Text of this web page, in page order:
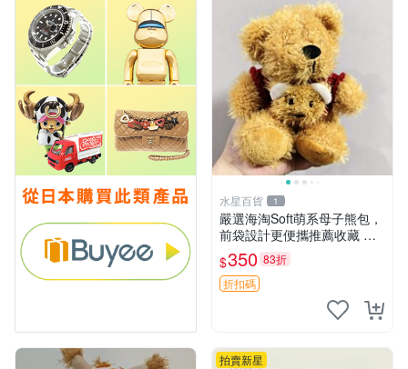
水星百貨 1
嚴選海淘Soft萌系母子熊包，
前袋設計更便攜推薦收藏 母
子熊 軟綿綿 包包
$350 83折
折扣碼
拍賣新星